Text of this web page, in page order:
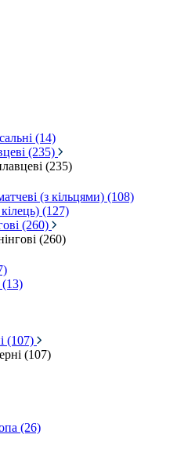
(14)
(235)
(235)
(з кільцями) (108)
(127)
(260)
(260)
(107)
(107)
(26)